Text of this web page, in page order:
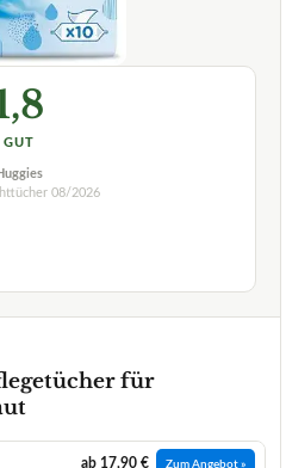
GUT
08/2026
für
ab 17,90 € Zum Angebot »